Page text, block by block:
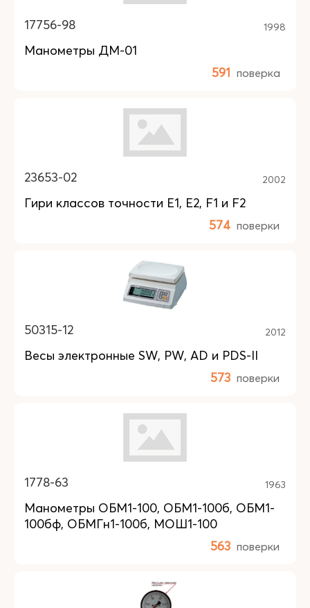
17756-98 1998
Манометры ДМ-01
591 поверка
23653-02 2002
Гири классов точности E1, E2, F1 и F2
574 поверки
50315-12 2012
Весы электронные SW, PW, AD и PDS-II
573 поверки
1778-63 1963
Манометры ОБМ1-100, ОБМ1-100б, ОБМ1-
100бф, ОБМГн1-100б, МОШ1-100
563 поверки